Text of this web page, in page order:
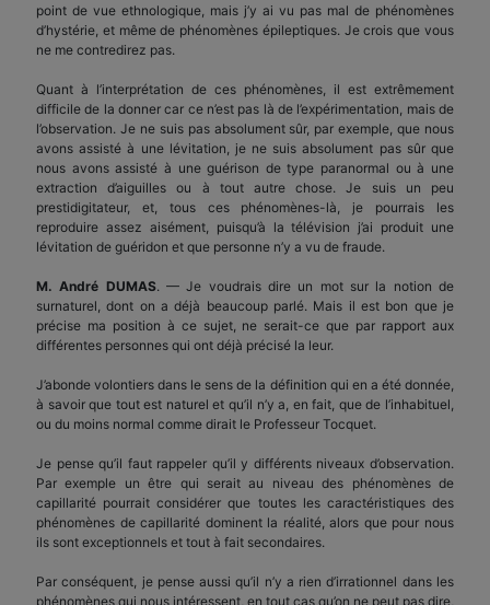
point de vue ethnologique, mais j’y ai vu pas mal de phénomènes
d’hystérie, et même de phénomènes épileptiques. Je crois que vous
ne me contredirez pas.
Quant à l’interprétation de ces phénomènes, il est extrêmement
difficile de la donner car ce n’est pas là de l’expérimentation, mais de
l’observation. Je ne suis pas absolument sûr, par exemple, que nous
avons assisté à une lévitation, je ne suis absolument pas sûr que
nous avons assisté à une guérison de type paranormal ou à une
extraction d’aiguilles ou à tout autre chose. Je suis un peu
prestidigitateur, et, tous ces phénomènes-là, je pourrais les
reproduire assez aisément, puisqu’à la télévision j’ai produit une
lévitation de guéridon et que personne n’y a vu de fraude.
M. André DUMAS. — Je voudrais dire un mot sur la notion de
surnaturel, dont on a déjà beaucoup parlé. Mais il est bon que je
précise ma position à ce sujet, ne serait-ce que par rapport aux
différentes personnes qui ont déjà précisé la leur.
J’abonde volontiers dans le sens de la définition qui en a été donnée,
à savoir que tout est naturel et qu’il n’y a, en fait, que de l’inhabituel,
ou du moins normal comme dirait le Professeur Tocquet.
Je pense qu’il faut rappeler qu’il y différents niveaux d’observation.
Par exemple un être qui serait au niveau des phénomènes de
capillarité pourrait considérer que toutes les caractéristiques des
phénomènes de capillarité dominent la réalité, alors que pour nous
ils sont exceptionnels et tout à fait secondaires.
Par conséquent, je pense aussi qu’il n’y a rien d’irrationnel dans les
phénomènes qui nous intéressent, en tout cas qu’on ne peut pas dire,